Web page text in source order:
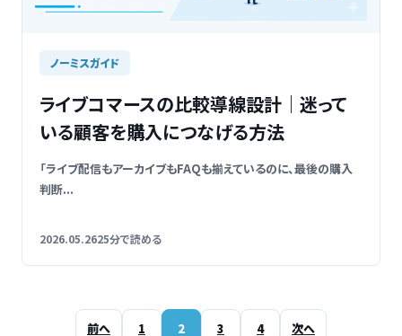
ノーミスガイド
ライブコマースの比較導線設計｜迷って
いる顧客を購入につなげる方法
「ライブ配信もアーカイブもFAQも揃えているのに、最後の購入
判断...
2026.05.2625分で読める
前へ 1 2 3 4 次へ